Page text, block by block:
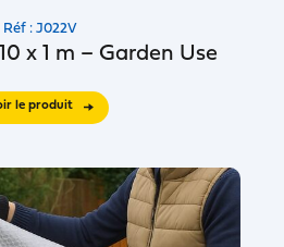
Réf : J022V
x 1 m – Garden Use
le produit